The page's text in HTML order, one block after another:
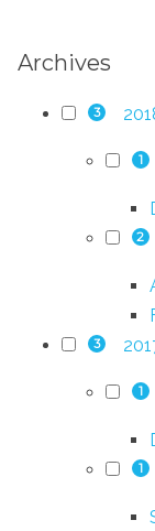
Archives
3
1
2
3
1
1